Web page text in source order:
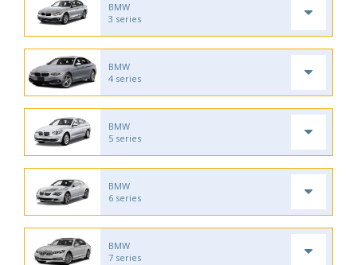
BMW
3 series
BMW
4 series
BMW
5 series
BMW
6 series
BMW
7 series